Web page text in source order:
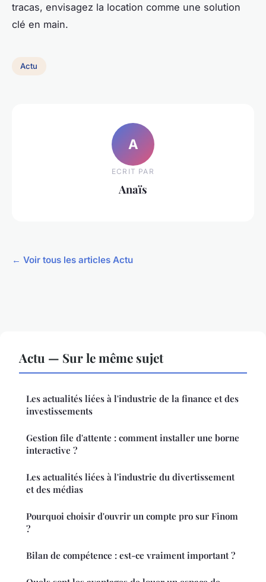
tracas, envisagez la location comme une solution
clé en main.
Actu
A
ECRIT PAR
Anaïs
← Voir tous les articles Actu
Actu — Sur le même sujet
Les actualités liées à l'industrie de la finance et des
investissements
Gestion file d'attente : comment installer une borne
interactive ?
Les actualités liées à l'industrie du divertissement
et des médias
Pourquoi choisir d'ouvrir un compte pro sur Finom
?
Bilan de compétence : est-ce vraiment important ?